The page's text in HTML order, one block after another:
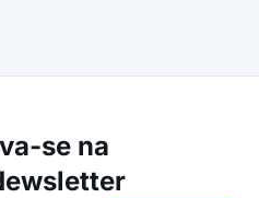
se na